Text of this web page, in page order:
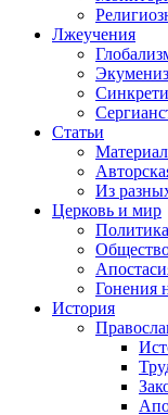
Лжеучения
Статьи
Из
Церковь и мир
Политика
Гонения
История